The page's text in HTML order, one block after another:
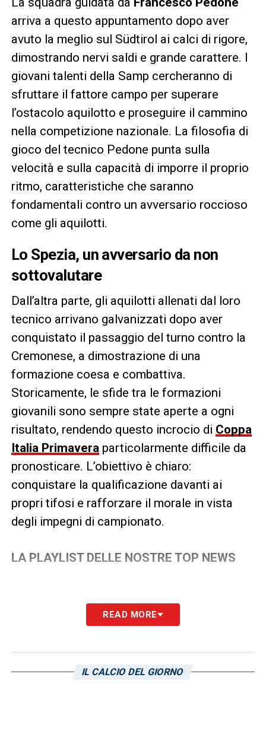
arriva a questo appuntamento dopo aver
avuto la meglio sul Südtirol ai calci di rigore,
dimostrando nervi saldi e grande carattere. I
giovani talenti della Samp cercheranno di
sfruttare il fattore campo per superare
l’ostacolo aquilotto e proseguire il cammino
nella competizione nazionale. La filosofia di
gioco del tecnico Pedone punta sulla
velocità e sulla capacità di imporre il proprio
ritmo, caratteristiche che saranno
fondamentali contro un avversario roccioso
come gli aquilotti.
Lo Spezia, un avversario da non
sottovalutare
Dall’altra parte, gli aquilotti allenati dal loro
tecnico arrivano galvanizzati dopo aver
conquistato il passaggio del turno contro la
Cremonese, a dimostrazione di una
formazione coesa e combattiva.
Storicamente, le sfide tra le formazioni
giovanili sono sempre state aperte a ogni
risultato, rendendo questo incrocio di Coppa
Italia Primaveraparticolarmente difficile da
pronosticare. L’obiettivo è chiaro:
conquistare la qualificazione davanti ai
propri tifosi e rafforzare il morale in vista
degli impegni di campionato.
LA PLAYLIST DELLE NOSTRE TOP NEWS
READ MORE
IL CALCIO DEL GIORNO